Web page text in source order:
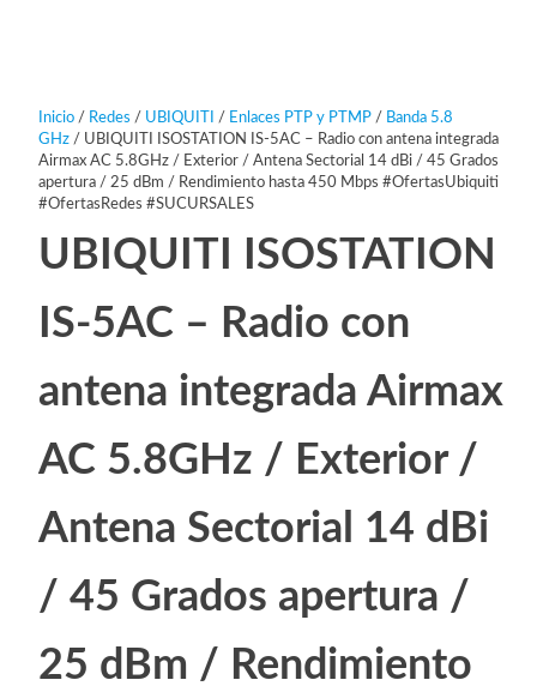
Inicio/ Redes / UBIQUITI / Enlaces PTP y PTMP/ Banda 5.8
GHz/ UBIQUITI ISOSTATION IS-5AC – Radio con antena integrada
Airmax AC 5.8GHz / Exterior / Antena Sectorial 14 dBi / 45 Grados
apertura / 25 dBm / Rendimiento hasta 450 Mbps #OfertasUbiquiti
#OfertasRedes #SUCURSALES
UBIQUITI ISOSTATION
IS-5AC – Radio con
antena integrada Airmax
AC 5.8GHz / Exterior /
Antena Sectorial 14 dBi
/ 45 Grados apertura /
25 dBm / Rendimiento